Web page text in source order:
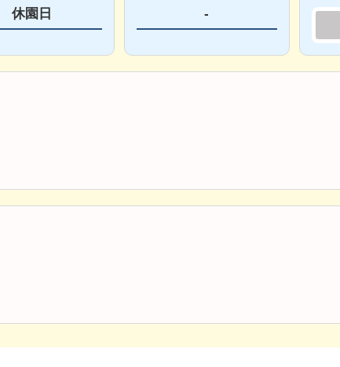
休園日 -